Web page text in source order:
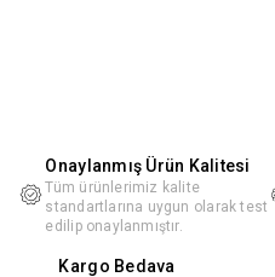
Onaylanmış Ürün Kalitesi
Tüm ürünlerimiz kalite
standartlarına uygun olarak test
edilip onaylanmıştır.
Kargo Bedava